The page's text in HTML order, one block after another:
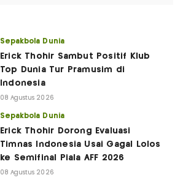
Sepakbola Dunia
Erick Thohir Sambut Positif Klub
Top Dunia Tur Pramusim di
Indonesia
08 Agustus 2026
Sepakbola Dunia
Erick Thohir Dorong Evaluasi
Timnas Indonesia Usai Gagal Lolos
ke Semifinal Piala AFF 2026
08 Agustus 2026